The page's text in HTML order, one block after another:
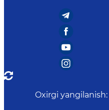
Oxirgi yangilanish: